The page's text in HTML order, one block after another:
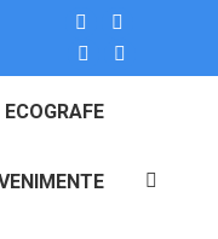
Facebook
page
opens
window
X
page
window
Instagram
page
new
YouTube
new
ECOGRAFE
Search: